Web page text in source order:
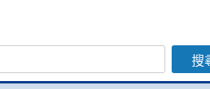
搜